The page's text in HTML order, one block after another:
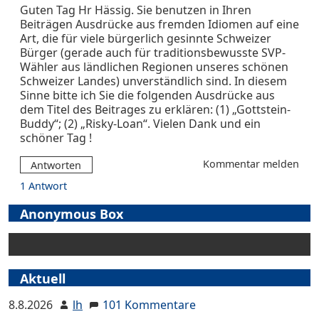
Guten Tag Hr Hässig. Sie benutzen in Ihren
Beiträgen Ausdrücke aus fremden Idiomen auf eine
Art, die für viele bürgerlich gesinnte Schweizer
Bürger (gerade auch für traditionsbewusste SVP-
Wähler aus ländlichen Regionen unseres schönen
Schweizer Landes) unverständlich sind. In diesem
Sinne bitte ich Sie die folgenden Ausdrücke aus
dem Titel des Beitrages zu erklären: (1) „Gottstein-
Buddy“; (2) „Risky-Loan“. Vielen Dank und ein
schöner Tag !
Antworten
Kommentar melden
1 Antwort
Anonymous Box
Aktuell
8.8.2026 lh 101 Kommentare